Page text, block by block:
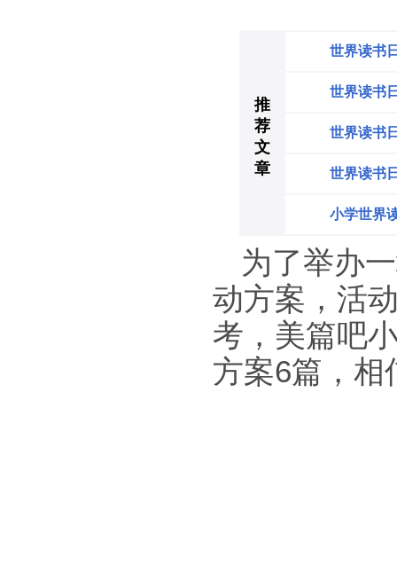
推
荐
文
章
世界读书
世界读书
世界读书
世界读书
小学世界
为了举办
动方案，活
考，美篇吧
方案6篇，相